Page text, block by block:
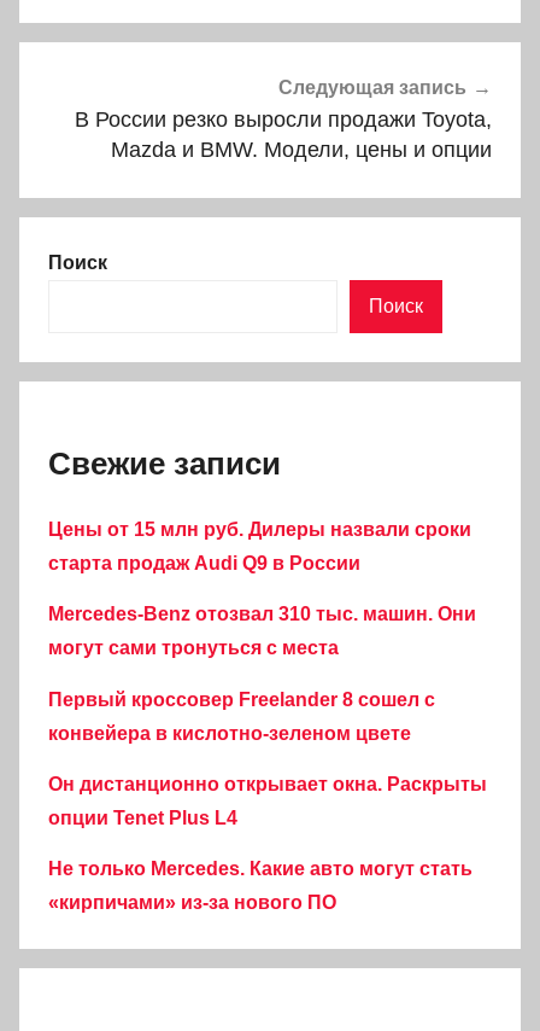
Следующая запись
В России резко выросли продажи Toyota,
Mazda и BMW. Модели, цены и опции
Поиск
Поиск
Свежие записи
Цены от 15 млн руб. Дилеры назвали сроки
старта продаж Audi Q9 в России
Mercedes-Benz отозвал 310 тыс. машин. Они
могут сами тронуться с места
Первый кроссовер Freelander 8 сошел с
конвейера в кислотно-зеленом цвете
Он дистанционно открывает окна. Раскрыты
опции Tenet Plus L4
Не только Mercedes. Какие авто могут стать
«кирпичами» из-за нового ПО